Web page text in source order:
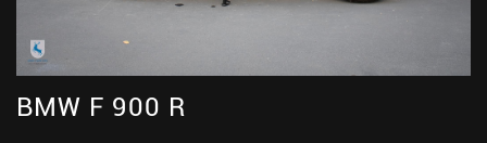
BMW F 900 R